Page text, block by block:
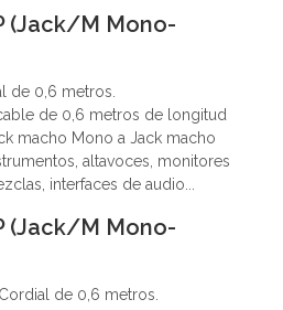
(Jack/M Mono-
de 0,6 metros.
de 0,6 metros de longitud
macho Mono a Jack macho
altavoces, monitores
interfaces de audio...
(Jack/M Mono-
de 0,6 metros.